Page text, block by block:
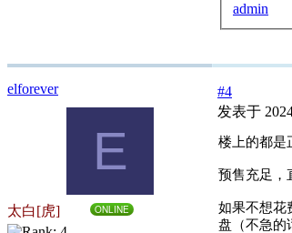
admin
elforever
E
太白[虎] ONLINE
#4
发表于
楼上的都
预售充足，
如果不想花
盘（不急的